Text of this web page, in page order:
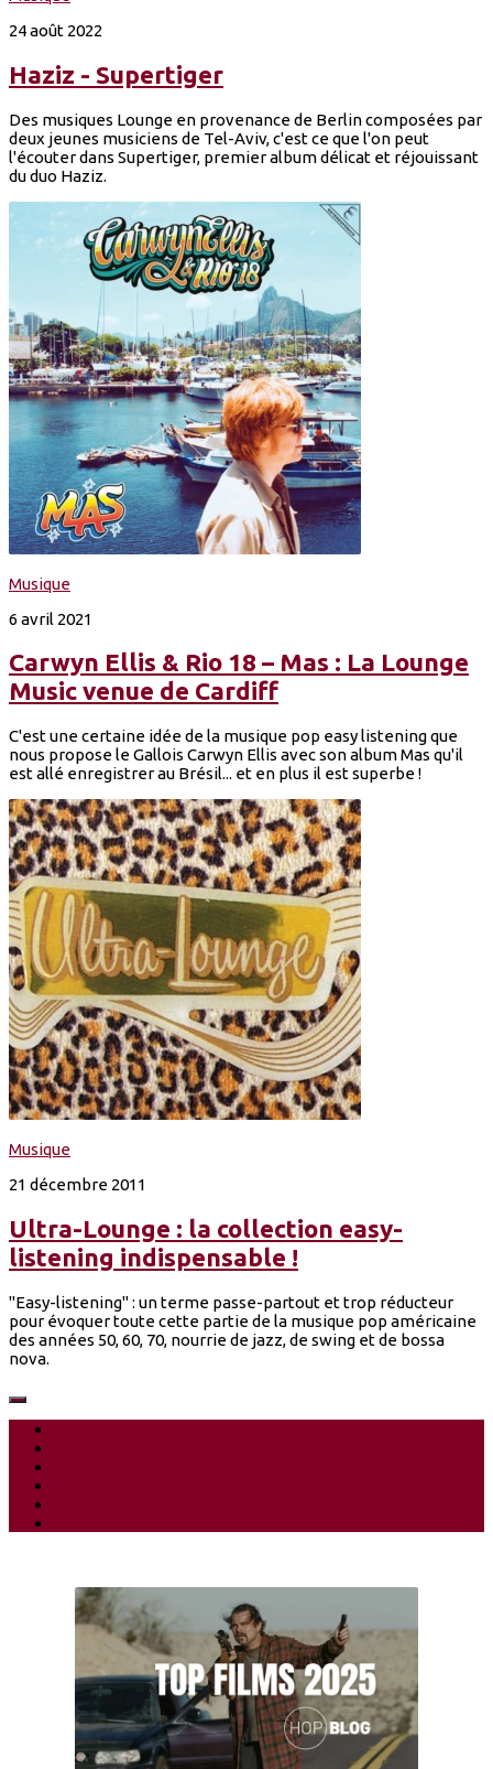
24 août 2022
Haziz - Supertiger
Des musiques Lounge en provenance de Berlin composées par
deux jeunes musiciens de Tel-Aviv, c'est ce que l'on peut
l'écouter dans Supertiger, premier album délicat et réjouissant
du duo Haziz.
Musique
6 avril 2021
Carwyn Ellis & Rio 18 – Mas : La Lounge
Music venue de Cardiff
C'est une certaine idée de la musique pop easy listening que
nous propose le Gallois Carwyn Ellis avec son album Mas qu'il
est allé enregistrer au Brésil... et en plus il est superbe !
Musique
21 décembre 2011
Ultra-Lounge : la collection easy-
listening indispensable !
"Easy-listening" : un terme passe-partout et trop réducteur
pour évoquer toute cette partie de la musique pop américaine
des années 50, 60, 70, nourrie de jazz, de swing et de bossa
nova.